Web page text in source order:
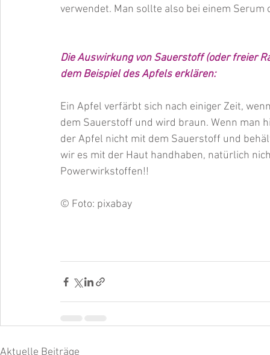
verwendet. Man sollte also bei einem
Die Auswirkung von Sauerstoff (oder freier
dem Beispiel des Apfels erklären:
Ein Apfel verfärbt sich nach einiger Zeit,
dem Sauerstoff und wird braun. Wenn man
der Apfel nicht mit dem Sauerstoff und
wir es mit der Haut handhaben, natürlich
Powerwirkstoffen!!
© Foto: pixabay
Aktuelle Beiträge